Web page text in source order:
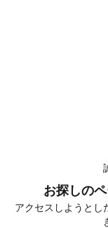
お探しの
アクセスしようとし